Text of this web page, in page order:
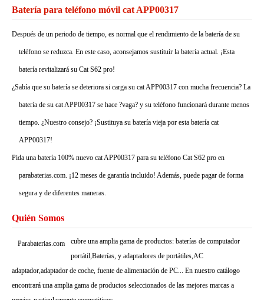
Batería para teléfono móvil cat APP00317
Después de un periodo de tiempo, es normal que el rendimiento de la batería de su
teléfono se reduzca. En este caso, aconsejamos sustituir la batería actual. ¡Esta
batería revitalizará su Cat S62 pro!
¿Sabía que su batería se deteriora si carga su cat APP00317 con mucha frecuencia? La
batería de su cat APP00317 se hace ?vaga? y su teléfono funcionará durante menos
tiempo. ¿Nuestro consejo? ¡Sustituya su batería vieja por esta batería cat
APP00317!
Pida una batería 100% nuevo cat APP00317 para su teléfono Cat S62 pro en
parabaterias.com. ¡12 meses de garantía incluido! Además, puede pagar de forma
segura y de diferentes maneras.
Quién Somos
Parabaterias.com
cubre una amplia gama de productos: baterías de computador
portátil,Baterías, y adaptadores de portátiles,AC
adaptador,adaptador de coche, fuente de alimentación de PC... En nuestro catálogo
encontrará una amplia gama de productos seleccionados de las mejores marcas a